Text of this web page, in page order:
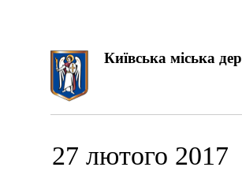
Київська міська
27 лютого 2017